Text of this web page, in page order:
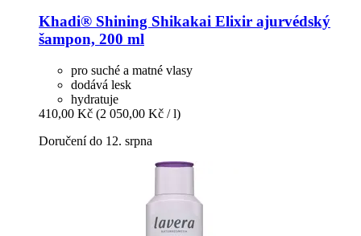
Khadi® Shining Shikakai Elixir ajurvédský
šampon, 200 ml
pro suché a matné vlasy
dodává lesk
hydratuje
410,00 Kč (2 050,00 Kč / l)
Doručení do 12. srpna